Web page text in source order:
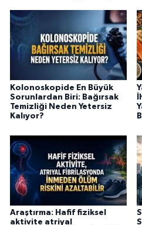
Kolonoskopide En Büyük
Sorunlardan Biri: Bağırsak
Temizliği Neden Yetersiz
Kalıyor?
Araştırma: Hafif fiziksel
aktivite atriyal